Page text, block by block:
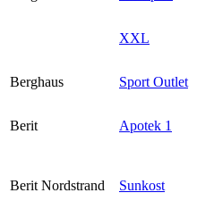
XXL
Berghaus
Sport Outlet
Berit Apotek 1
Berit Nordstrand Sunkost